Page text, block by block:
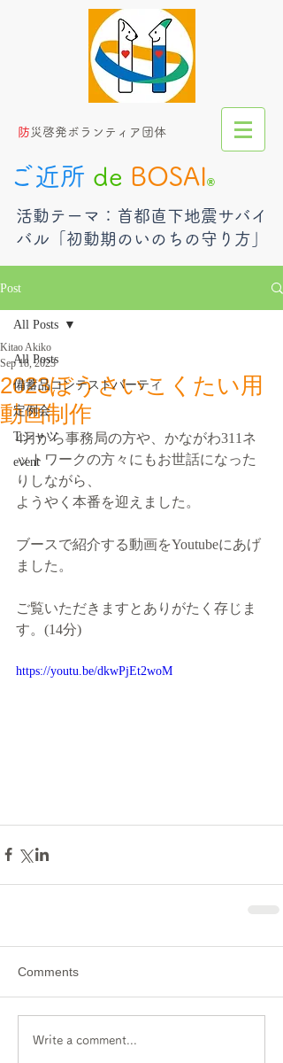
​ 防災啓発ボランティア団体
ご近所 de BOSAI®︎
​活動テーマ：首都直下地震サバイ
バル「初動期のいのちの守り方」
Post
All Posts
備蓄品コンテストパーティ
定例会
Tシャツ
event
All Posts
2023ぼうさいこくたい用
動画制作
Kitao Akiko
Sep 18, 2023
4月から事務局の方や、かながわ311ネ
ットワークの方々にもお世話になった
りしながら、
ようやく本番を迎えました。
ブースで紹介する動画をYoutubeにあげ
ました。
ご覧いただきますとありがたく存じま
す。(14分)
https://youtu.be/dkwPjEt2woM
Comments
Write a comment...